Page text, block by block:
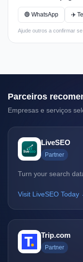
🟢 WhatsApp ✈️
Ajude outros a confirmar
Parceiros
Empresas e serviços
LiveSEO
Partner
Turn your search
Visit LiveSEO Today
Trip.com
Partner